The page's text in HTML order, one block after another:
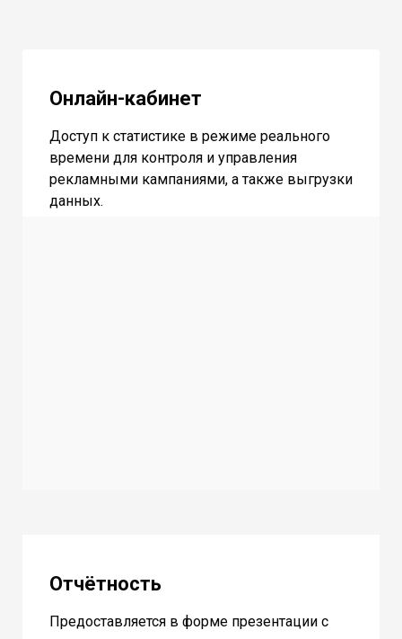
Онлайн-кабинет
Доступ к статистике в режиме реального
времени для контроля и управления
рекламными кампаниями, а также выгрузки
данных.
Отчётность
Предоставляется в форме презентации с